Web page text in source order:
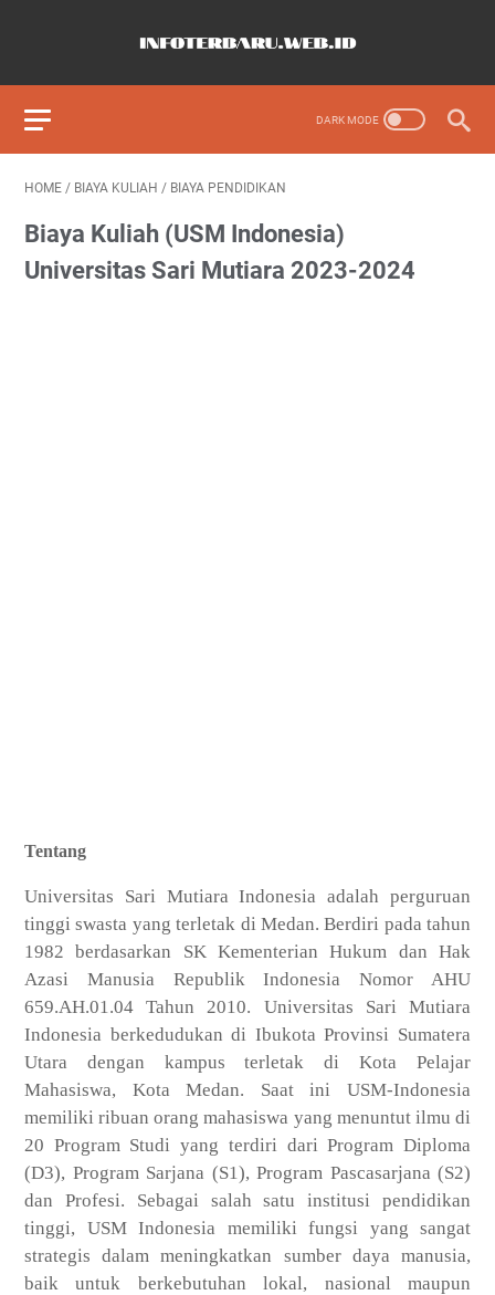
HOME / BIAYA KULIAH / BIAYA PENDIDIKAN
Biaya Kuliah (USM Indonesia)
Universitas Sari Mutiara 2023-2024
Tentang
Universitas Sari Mutiara Indonesia adalah perguruan
tinggi swasta yang terletak di Medan. Berdiri pada tahun
1982 berdasarkan SK Kementerian Hukum dan Hak
Azasi Manusia Republik Indonesia Nomor AHU
659.AH.01.04 Tahun 2010. Universitas Sari Mutiara
Indonesia berkedudukan di Ibukota Provinsi Sumatera
Utara dengan kampus terletak di Kota Pelajar
Mahasiswa, Kota Medan. Saat ini USM-Indonesia
memiliki ribuan orang mahasiswa yang menuntut ilmu di
20 Program Studi yang terdiri dari Program Diploma
(D3), Program Sarjana (S1), Program Pascasarjana (S2)
dan Profesi. Sebagai salah satu institusi pendidikan
tinggi, USM Indonesia memiliki fungsi yang sangat
strategis dalam meningkatkan sumber daya manusia,
baik untuk berkebutuhan lokal, nasional maupun